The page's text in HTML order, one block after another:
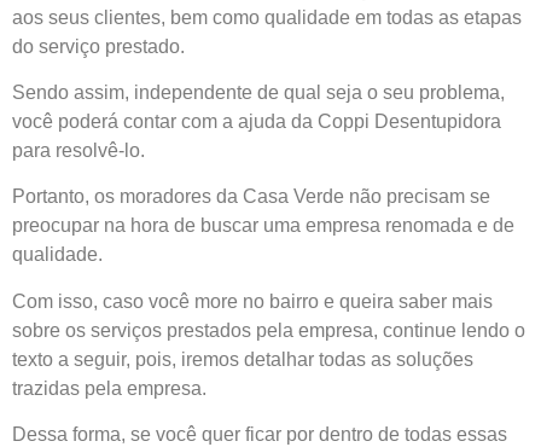
aos seus clientes, bem como qualidade em todas as etapas
do serviço prestado.
Sendo assim, independente de qual seja o seu problema,
você poderá contar com a ajuda da Coppi Desentupidora
para resolvê-lo.
Portanto, os moradores da Casa Verde não precisam se
preocupar na hora de buscar uma empresa renomada e de
qualidade.
Com isso, caso você more no bairro e queira saber mais
sobre os serviços prestados pela empresa, continue lendo o
texto a seguir, pois, iremos detalhar todas as soluções
trazidas pela empresa.
Dessa forma, se você quer ficar por dentro de todas essas